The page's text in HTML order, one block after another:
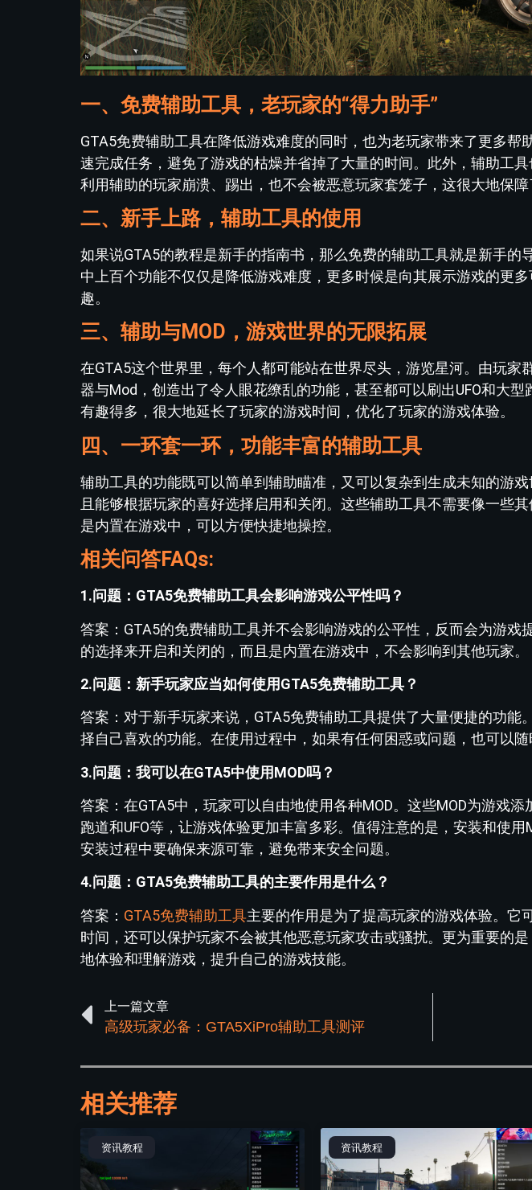
一、免费辅助工具，老玩家的“得力助手”
GTA5免费辅助工具在降低游戏难度的同时，也为老玩家带来了更多帮
速完成任务，避免了游戏的枯燥并省掉了大量的时间。此外，辅助工
利用辅助的玩家崩溃、踢出，也不会被恶意玩家套笼子，这很大地保障
二、新手上路，辅助工具的使用
如果说GTA5的教程是新手的指南书，那么免费的辅助工具就是新手的
中上百个功能不仅仅是降低游戏难度，更多时候是向其展示游戏的更
趣。
三、辅助与MOD，游戏世界的无限拓展
在GTA5这个世界里，每个人都可能站在世界尽头，游览星河。由玩家
器与Mod，创造出了令人眼花缭乱的功能，甚至都可以刷出UFO和大
有趣得多，很大地延长了玩家的游戏时间，优化了玩家的游戏体验。
四、一环套一环，功能丰富的辅助工具
辅助工具的功能既可以简单到辅助瞄准，又可以复杂到生成未知的游
且能够根据玩家的喜好选择启用和关闭。这些辅助工具不需要像一些
是内置在游戏中，可以方便快捷地操控。
相关问答FAQs:
1.问题：GTA5免费辅助工具会影响游戏公平性吗？
答案：GTA5的免费辅助工具并不会影响游戏的公平性，反而会为游戏
的选择来开启和关闭的，而且是内置在游戏中，不会影响到其他玩家。
2.问题：新手玩家应当如何使用GTA5免费辅助工具？
答案：对于新手玩家来说，GTA5免费辅助工具提供了大量便捷的功能
择自己喜欢的功能。在使用过程中，如果有任何困惑或问题，也可以随
3.问题：我可以在GTA5中使用MOD吗？
答案：在GTA5中，玩家可以自由地使用各种MOD。这些MOD为游戏
跑道和UFO等，让游戏体验更加丰富多彩。值得注意的是，安装和使
安装过程中要确保来源可靠，避免带来安全问题。
4.问题：GTA5免费辅助工具的主要作用是什么？
答案： GTA5免费辅助工具主要的作用是为了提高玩家的游戏体验。它
时间，还可以保护玩家不会被其他恶意玩家攻击或骚扰。更为重要的
地体验和理解游戏，提升自己的游戏技能。
上一篇文章
高级玩家必备：GTA5XiPro辅助工具测评
相关推荐
资讯教程 资讯教程